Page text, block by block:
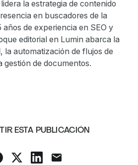
la estrategia de contenido
en buscadores de la
años de experiencia en SEO y
editorial en Lumin abarca la
la automatización de flujos de
gestión de documentos.
ESTA PUBLICACIÓN